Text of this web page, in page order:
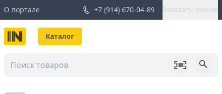
О портале +7 (914) 670-04-89 Заказать звонок
Каталог